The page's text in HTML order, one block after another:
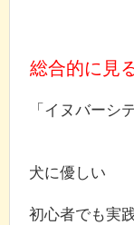
総合的に見
「イヌバーシ
犬に優しい
初心者でも実